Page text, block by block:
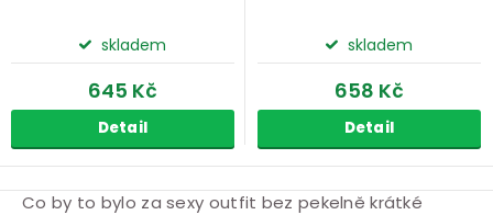
skladem
645 Kč
Detail
skladem
658 Kč
Detail
Sukně a minisukně
Co by to bylo za sexy outfit bez pekelně krátké